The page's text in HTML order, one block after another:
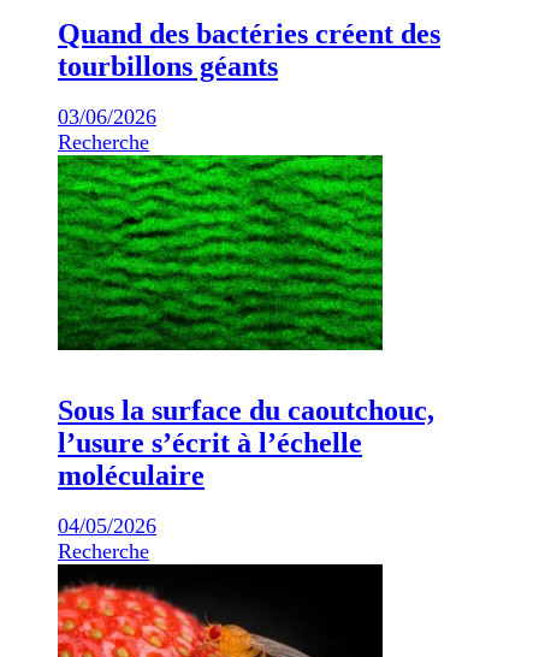
Quand des bactéries créent des
tourbillons géants
03/06/2026
Recherche
Sous la surface du caoutchouc,
l’usure s’écrit à l’échelle
moléculaire
04/05/2026
Recherche